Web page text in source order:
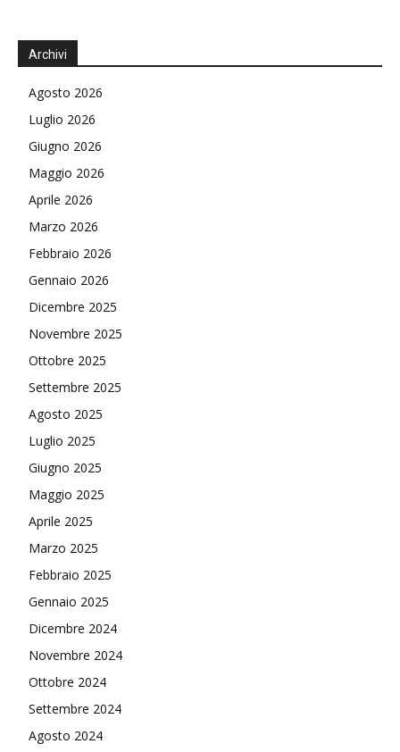
Archivi
Agosto 2026
Luglio 2026
Giugno 2026
Maggio 2026
Aprile 2026
Marzo 2026
Febbraio 2026
Gennaio 2026
Dicembre 2025
Novembre 2025
Ottobre 2025
Settembre 2025
Agosto 2025
Luglio 2025
Giugno 2025
Maggio 2025
Aprile 2025
Marzo 2025
Febbraio 2025
Gennaio 2025
Dicembre 2024
Novembre 2024
Ottobre 2024
Settembre 2024
Agosto 2024